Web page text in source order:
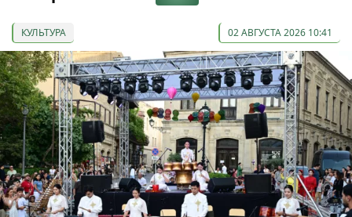
КУЛЬТУРА 02 АВГУСТА 2026 10:41